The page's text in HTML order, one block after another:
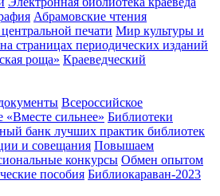
Абрамовские чтения
печати Мир культуры и
страницах периодических изданий
роща» Краеведческий
Всероссийское
сильнее» Библиотеки
банк лучших практик библиотек
и совещания Повышаем
конкурсы Обмен опытом
пособия Библиокараван-2023